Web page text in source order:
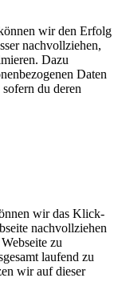
wir den Erfolg
nachvollziehen,
Dazu
Daten
du deren
wir das Klick-
nachvollziehen
zu
laufend zu
wir auf dieser